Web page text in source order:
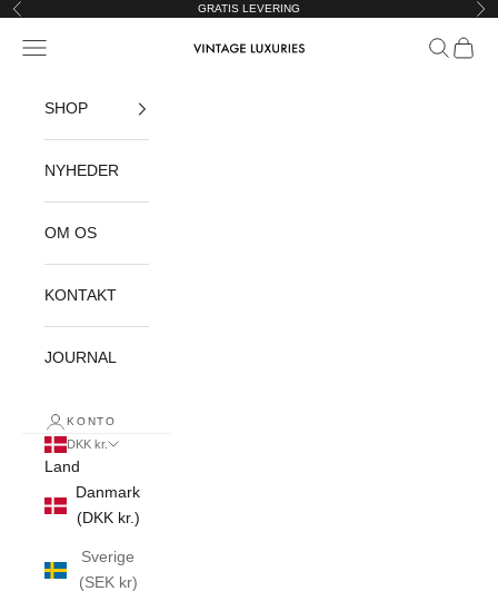
Spring til indhold
Forrige GRATIS LEVERING
Vintage Luxuries
Åbn navigationsmenu ÅbnÅbn
SHOP
NYHEDER
OM OS
KONTAKT
JOURNAL
KONTO
DKK kr.
Land
Danmark
(DKK kr.)
Sverige
(SEK kr)